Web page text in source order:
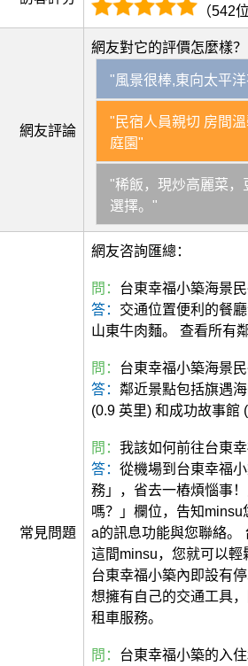
（542
網友評論
網友對它的評價怎麼樣？
"風景很棒,東向太平
"民宿人員親切 房間
庭園"
"稀飯，現炒高麗菜
選擇。"
常見問題
網友咨詢匯總：
問： 台東幸福小築海景
答： 交通位置便利的餐
山東牛肉麵。 查看所有
問： 台東幸福小築海景
答： 鄰近景點包括旗遇
(0.9 英里) 和成功故事館
問： 我該如何前往台東幸
答： 從機場到台東幸福
務」，省去一樁煩惱事
嗎？」欄位，告知
a的訊息功能與您聯絡。
這間minsu，您就可以輕
台東幸福小築內即設有
想擁有自己的交通工具
租車服務。
問： 台東幸福小築的入